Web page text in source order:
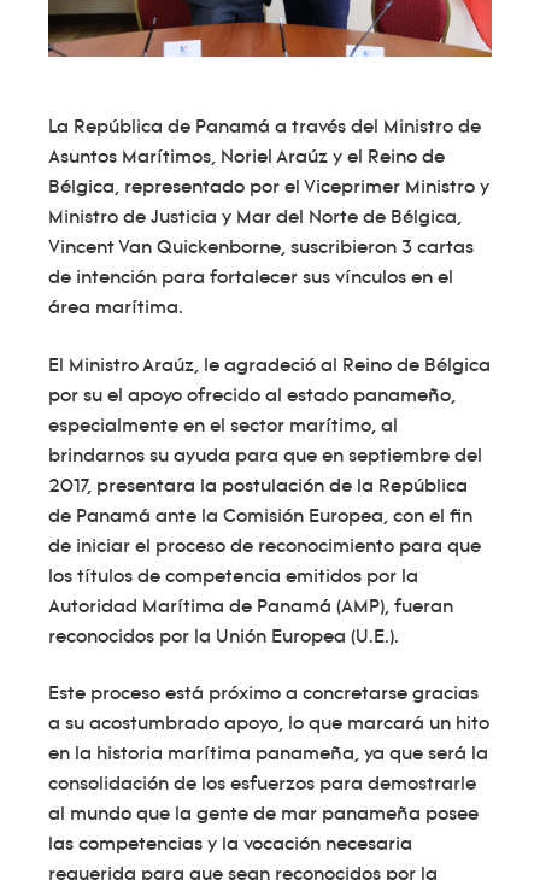
La República de Panamá a través del Ministro de
Asuntos Marítimos, Noriel Araúz y el Reino de
Bélgica, representado por el Viceprimer Ministro y
Ministro de Justicia y Mar del Norte de Bélgica,
Vincent Van Quickenborne, suscribieron 3 cartas
de intención para fortalecer sus vínculos en el
área marítima.
El Ministro Araúz, le agradeció al Reino de Bélgica
por su el apoyo ofrecido al estado panameño,
especialmente en el sector marítimo, al
brindarnos su ayuda para que en septiembre del
2017, presentara la postulación de la República
de Panamá ante la Comisión Europea, con el fin
de iniciar el proceso de reconocimiento para que
los títulos de competencia emitidos por la
Autoridad Marítima de Panamá (AMP), fueran
reconocidos por la Unión Europea (U.E.).
Este proceso está próximo a concretarse gracias
a su acostumbrado apoyo, lo que marcará un hito
en la historia marítima panameña, ya que será la
consolidación de los esfuerzos para demostrarle
al mundo que la gente de mar panameña posee
las competencias y la vocación necesaria
requerida para que sean reconocidos por la